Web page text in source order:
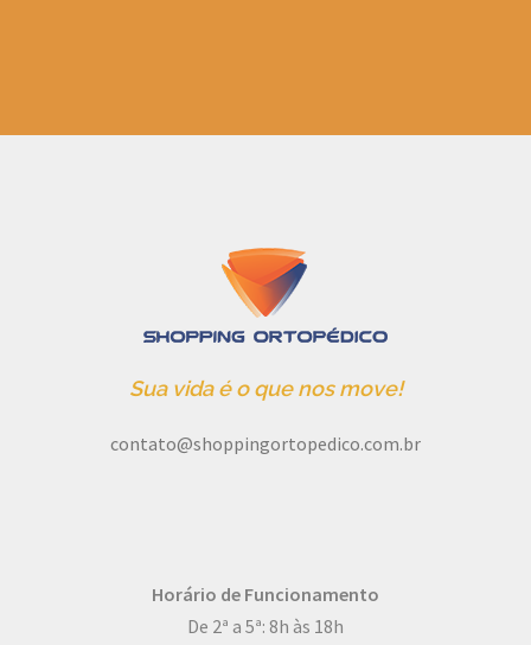
Sua vida é o que nos move!
contato@shoppingortopedico.com.br
Horário de Funcionamento
De 2ª a 5ª: 8h às 18h